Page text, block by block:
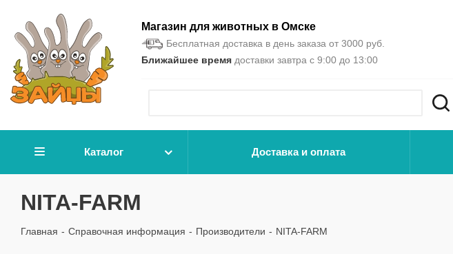
Магазин для животных в Омске
Бесплатная доставка в день заказа от 3000 руб.
Ближайшее время доставки завтра с 9:00 до 13:00
Каталог Доставка и оплата
NITA-FARM
Главная - Справочная информация - Производители - NITA-FARM